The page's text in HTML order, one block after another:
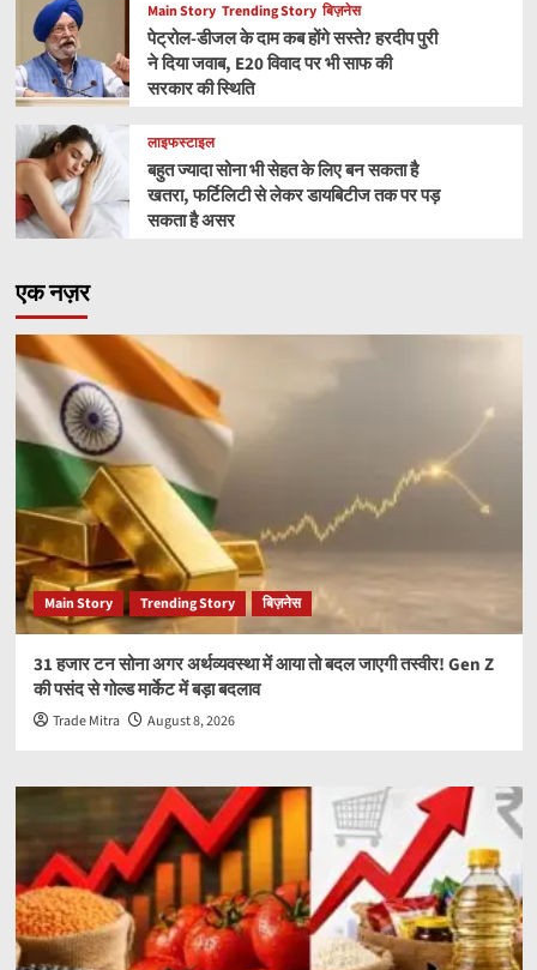
Main Story Trending Story बिज़नेस
पेट्रोल-डीजल के दाम कब होंगे सस्ते? हरदीप पुरी
ने दिया जवाब, E20 विवाद पर भी साफ की
सरकार की स्थिति
लाइफस्टाइल
बहुत ज्यादा सोना भी सेहत के लिए बन सकता है
खतरा, फर्टिलिटी से लेकर डायबिटीज तक पर पड़
सकता है असर
एक नज़र
Main Story Trending Story बिज़नेस
31 हजार टन सोना अगर अर्थव्यवस्था में आया तो बदल जाएगी तस्वीर! Gen Z
की पसंद से गोल्ड मार्केट में बड़ा बदलाव
Trade Mitra August 8, 2026